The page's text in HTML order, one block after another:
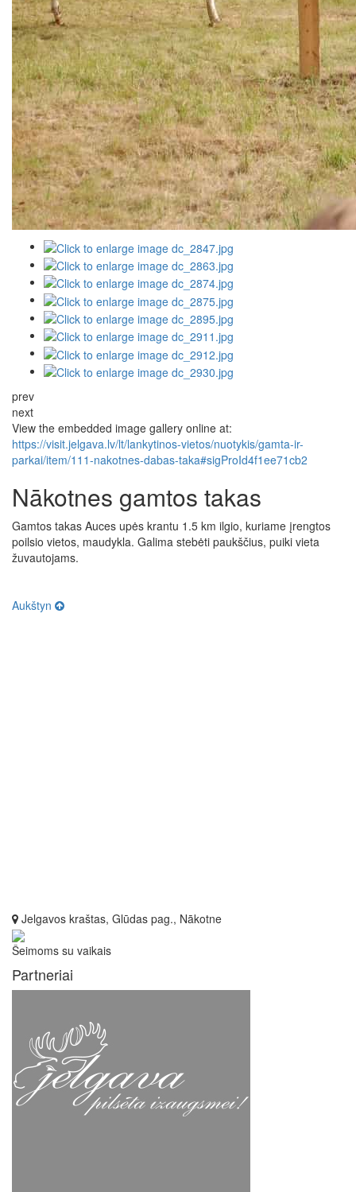
prev
next
View the embedded image gallery online at:
https://visit.jelgava.lv/lt/lankytinos-vietos/nuotykis/gamta-ir-
parkai/item/111-nakotnes-dabas-taka#sigProId4f1ee71cb2
Nākotnes gamtos takas
Gamtos takas Auces upės krantu 1.5 km ilgio, kuriame įrengtos
poilsio vietos, maudykla. Galima stebėti paukščius, puiki vieta
žuvautojams.
Aukštyn
Jelgavos kraštas, Glūdas pag., Nākotne
Šeimoms su vaikais
Partneriai